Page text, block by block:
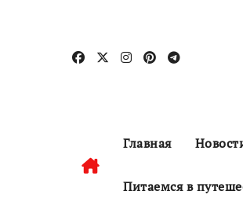
содержанию
Главная
Питаемся в